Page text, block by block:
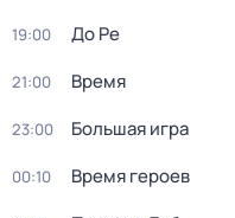
19:00 До Ре
21:00 Время
23:00 Большая игра
00:10 Время героев